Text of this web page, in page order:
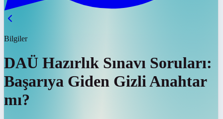
Bilgiler
DAÜ Hazırlık Sınavı Soruları:
Başarıya Giden Gizli Anahtar
mı?